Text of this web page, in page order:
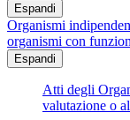
Espandi
Organismi
organismi con
Espandi
Atti degli
valutazione o